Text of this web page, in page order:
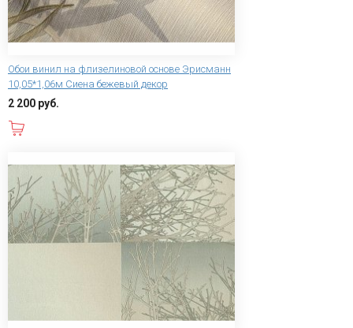
Обои винил на флизелиновой основе Эрисманн
10,05*1,06м Сиена бежевый декор
2 200 руб.